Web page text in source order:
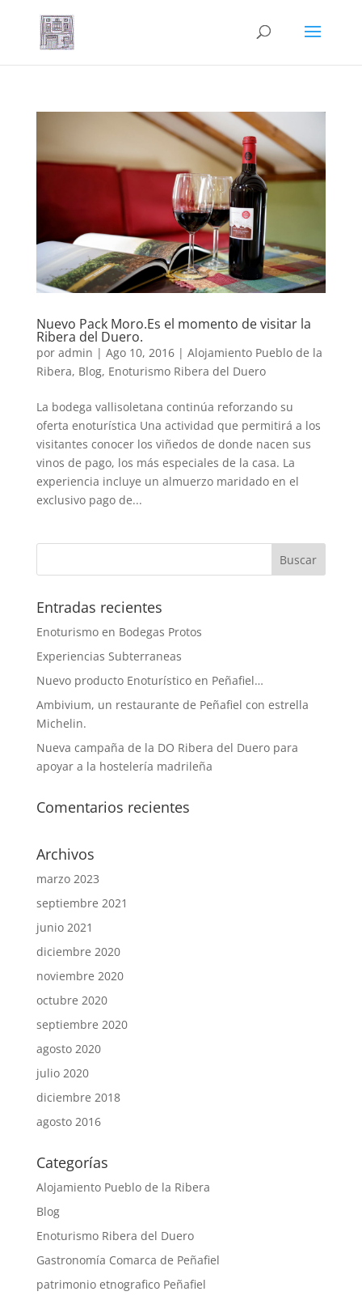
Nuevo Pack Moro.Es el momento de visitar la
Ribera del Duero.
por admin | Ago 10, 2016| Alojamiento Pueblo de la
Ribera, Blog, Enoturismo Ribera del Duero
La bodega vallisoletana continúa reforzando su
oferta enoturística Una actividad que permitirá a los
visitantes conocer los viñedos de donde nacen sus
vinos de pago, los más especiales de la casa. La
experiencia incluye un almuerzo maridado en el
exclusivo pago de...
Entradas recientes
Enoturismo en Bodegas Protos
Experiencias Subterraneas
Nuevo producto Enoturístico en Peñafiel…
Ambivium, un restaurante de Peñafiel con estrella
Michelin.
Nueva campaña de la DO Ribera del Duero para
apoyar a la hostelería madrileña
Comentarios recientes
Archivos
marzo 2023
septiembre 2021
junio 2021
diciembre 2020
noviembre 2020
octubre 2020
septiembre 2020
agosto 2020
julio 2020
diciembre 2018
agosto 2016
Categorías
Alojamiento Pueblo de la Ribera
Blog
Enoturismo Ribera del Duero
Gastronomía Comarca de Peñafiel
patrimonio etnografico Peñafiel